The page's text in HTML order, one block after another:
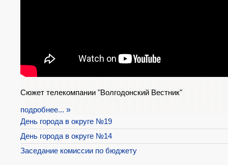
Сюжет телекомпании "Волгодонский Вестник"
подробнее...
День города в округе №19
День города в округе №14
Заседание комиссии по бюджету